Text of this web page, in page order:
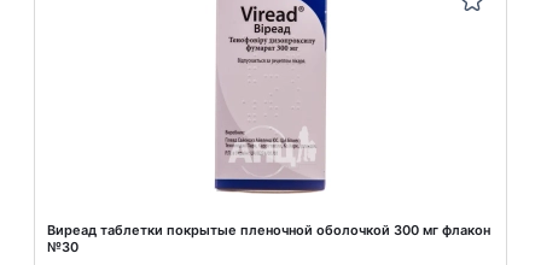
Виреад таблетки покрытые пленочной оболочкой 300 мг флакон
№30